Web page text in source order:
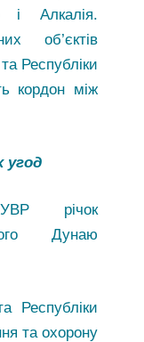
і Алкалія.
об’єктів
Республіки
кордон між
угод
річок
Дунаю
Республіки
та охорону